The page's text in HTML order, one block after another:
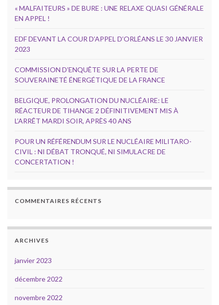
« MALFAITEURS » DE BURE : UNE RELAXE QUASI GÉNÉRALE
EN APPEL !
EDF DEVANT LA COUR D’APPEL D’ORLÉANS LE 30 JANVIER
2023
COMMISSION D’ENQUÊTE SUR LA PERTE DE
SOUVERAINETÉ ÉNERGÉTIQUE DE LA FRANCE
BELGIQUE, PROLONGATION DU NUCLÉAIRE: LE
RÉACTEUR DE TIHANGE 2 DÉFINITIVEMENT MIS À
L’ARRÊT MARDI SOIR, APRÈS 40 ANS
POUR UN RÉFÉRENDUM SUR LE NUCLÉAIRE MILITARO-
CIVIL : NI DÉBAT TRONQUÉ, NI SIMULACRE DE
CONCERTATION !
COMMENTAIRES RÉCENTS
ARCHIVES
janvier 2023
décembre 2022
novembre 2022